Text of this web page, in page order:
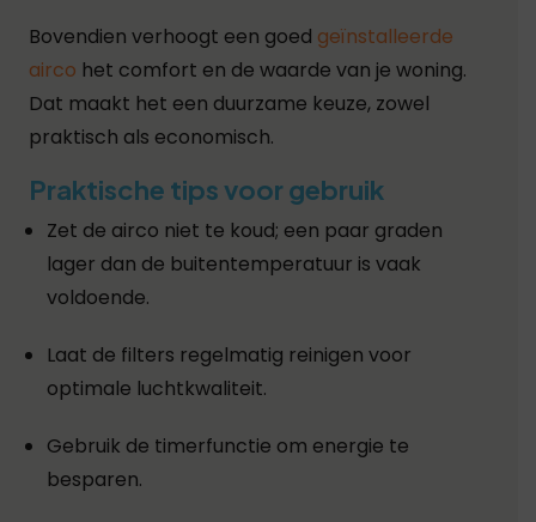
Bovendien verhoogt een goed geïnstalleerde
airco het comfort en de waarde van je woning.
Dat maakt het een duurzame keuze, zowel
praktisch als economisch.
Praktische tips voor gebruik
Zet de airco niet te koud; een paar graden
lager dan de buitentemperatuur is vaak
voldoende.
Laat de filters regelmatig reinigen voor
optimale luchtkwaliteit.
Gebruik de timerfunctie om energie te
besparen.